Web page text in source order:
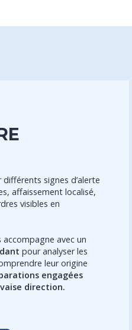
signes d’alerte
affaissement localisé,
visibles en
accompagne avec un
pour analyser les
leur origine
engagées
direction.